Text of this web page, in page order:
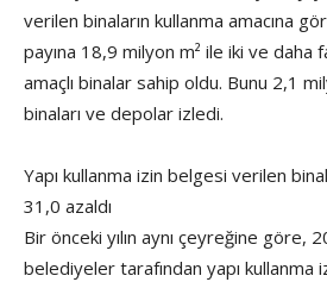
verilen binaların kullanma amacına
payına 18,9 milyon m² ile iki ve daha
amaçlı binalar sahip oldu. Bunu 2,1
binaları ve depolar izledi.
Yapı kullanma izin belgesi verilen
31,0 azaldı
Bir önceki yılın aynı çeyreğine göre,
belediyeler tarafından yapı kullanma